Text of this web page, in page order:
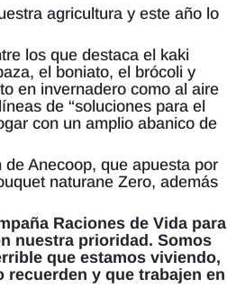
agricultura y este año lo
los que destaca el kaki
el boniato, el brócoli y
en invernadero como al aire
de “soluciones para el
con un amplio abanico de
Anecoop, que apuesta por
naturane Zero, además
Raciones de Vida para
nuestra prioridad. Somos
que estamos viviendo,
y que trabajen en